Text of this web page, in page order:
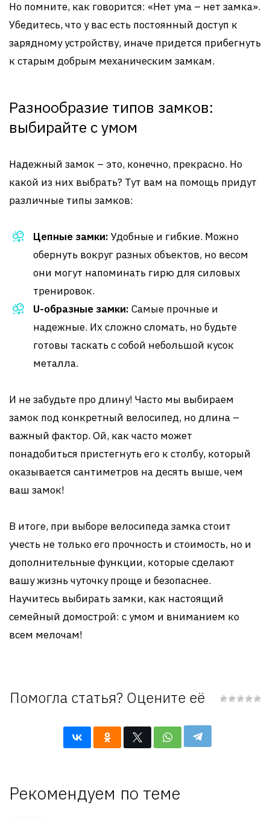
Но помните, как говорится: «Нет ума – нет замка».
Убедитесь, что у вас есть постоянный доступ к
зарядному устройству, иначе придется прибегнуть
к старым добрым механическим замкам.
Разнообразие типов замков:
выбирайте с умом
Надежный замок – это, конечно, прекрасно. Но
какой из них выбрать? Тут вам на помощь придут
различные типы замков:
Цепные замки: Удобные и гибкие. Можно
обернуть вокруг разных объектов, но весом
они могут напоминать гирю для силовых
тренировок.
U-образные замки: Самые прочные и
надежные. Их сложно сломать, но будьте
готовы таскать с собой небольшой кусок
металла.
И не забудьте про длину! Часто мы выбираем
замок под конкретный велосипед, но длина –
важный фактор. Ой, как часто может
понадобиться пристегнуть его к столбу, который
оказывается сантиметров на десять выше, чем
ваш замок!
В итоге, при выборе велосипеда замка стоит
учесть не только его прочность и стоимость, но и
дополнительные функции, которые сделают
вашу жизнь чуточку проще и безопаснее.
Научитесь выбирать замки, как настоящий
семейный домострой: с умом и вниманием ко
всем мелочам!
Помогла статья? Оцените её
Рекомендуем по теме